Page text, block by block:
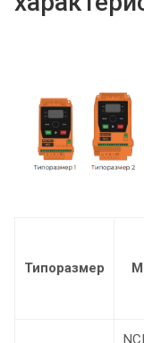
Типоразмер